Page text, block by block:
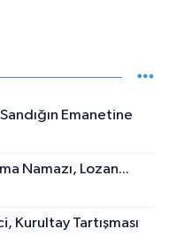
Emanetine
Namazı, Lozan...
Kurultay Tartışması